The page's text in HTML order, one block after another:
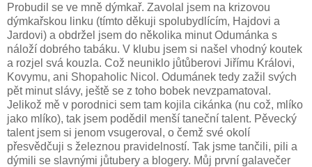
Probudil se ve mně dýmkař. Zavolal jsem na krizovou
dýmkařskou linku (tímto děkuji spolubydlícím, Hajdovi a
Jardovi) a obdržel jsem do několika minut Odumánka s
náloží dobrého tabáku. V klubu jsem si našel vhodný koutek
a rozjel svá kouzla. Což neuniklo jůtůberovi Jiřímu Královi,
Kovymu, ani Shopaholic Nicol. Odumánek tedy zažil svých
pět minut slávy, ještě se z toho bobek nevzpamatoval.
Jelikož mě v porodnici sem tam kojila cikánka (nu což, mlíko
jako mlíko), tak jsem podědil menší taneční talent. Pěvecký
talent jsem si jenom vsugeroval, o čemž své okolí
přesvědčuji s železnou pravidelností. Tak jsme tančili, pili a
dýmili se slavnými jůtubery a blogery. Můj první galavečer